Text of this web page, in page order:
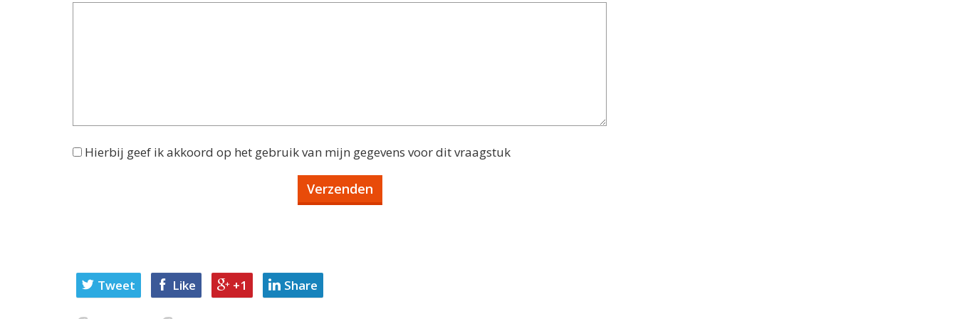
Hierbij geef ik akkoord op het gebruik van mijn gegevens voor dit vraagstuk
Tweet Like +1 Share